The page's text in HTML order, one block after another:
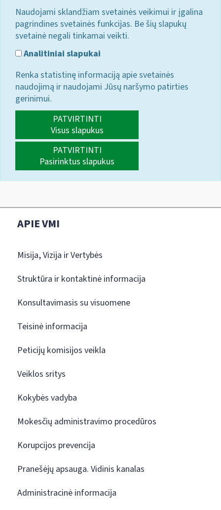
Naudojami sklandžiam svetainės veikimui ir įgalina
pagrindines svetainės funkcijas. Be šių slapukų
svetainė negali tinkamai veikti.
Analitiniai slapukai
Renka statistinę informaciją apie svetainės
naudojimą ir naudojami Jūsų naršymo patirties
gerinimui.
PATVIRTINTI
Visus slapukus
PATVIRTINTI
Pasirinktus slapukus
APIE VMI
Misija, Vizija ir Vertybės
Struktūra ir kontaktinė informacija
Konsultavimasis su visuomene
Teisinė informacija
Peticijų komisijos veikla
Veiklos sritys
Kokybės vadyba
Mokesčių administravimo procedūros
Korupcijos prevencija
Pranešėjų apsauga. Vidinis kanalas
Administracinė informacija